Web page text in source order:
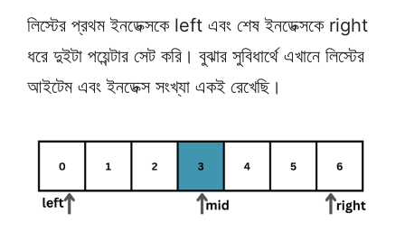
লিস্টের প্রথম ইনডেক্সকে left এবং শেষ ইনডেক্সকে right
ধরে দুইটা পয়েন্টার সেট করি। বুঝার সুবিধার্থে এখানে লিস্টের
আইটেম এবং ইনডেক্স সংখ্যা একই রেখেছি।